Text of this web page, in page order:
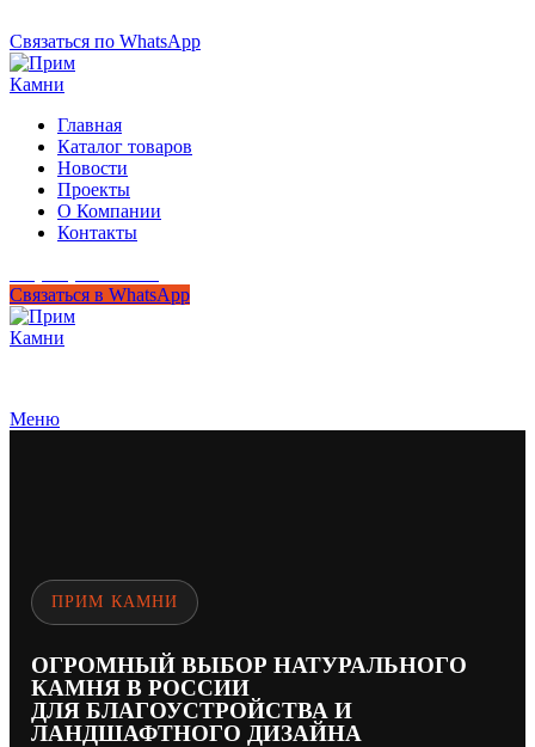
Связаться по WhatsApp
Главная
Каталог товаров
Новости
Проекты
О Компании
Контакты
Связаться в WhatsApp
Меню
ПРИМ КАМНИ
ОГРОМНЫЙ ВЫБОР НАТУРАЛЬНОГО
КАМНЯ В РОССИИ
ДЛЯ БЛАГОУСТРОЙСТВА И
ЛАНДШАФТНОГО ДИЗАЙНА